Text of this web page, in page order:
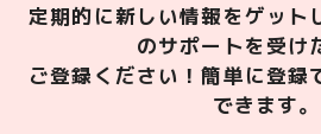
定期的に新しい情報をゲット
のサポートを受け
ご登録ください！簡単に登録
できます。